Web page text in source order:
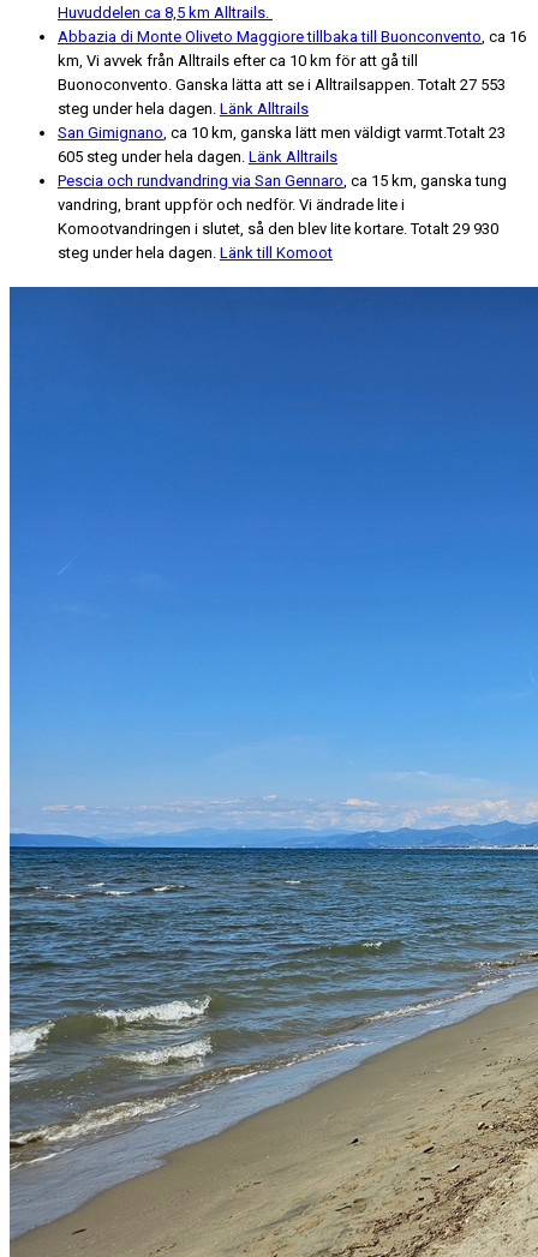
Huvuddelen ca 8,5 km Alltrails.
Abbazia di Monte Oliveto Maggiore tillbaka till Buonconvento, ca 16
km, Vi avvek från Alltrails efter ca 10 km för att gå till
Buonoconvento. Ganska lätta att se i Alltrailsappen. Totalt 27 553
steg under hela dagen. Länk Alltrails
San Gimignano, ca 10 km, ganska lätt men väldigt varmt.Totalt 23
605 steg under hela dagen. Länk Alltrails
Pescia och rundvandring via San Gennaro, ca 15 km, ganska tung
vandring, brant uppför och nedför. Vi ändrade lite i
Komootvandringen i slutet, så den blev lite kortare. Totalt 29 930
steg under hela dagen. Länk till Komoot